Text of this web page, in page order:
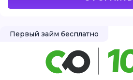
Первый займ бесплатно